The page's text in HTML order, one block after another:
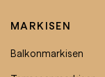
MARKISEN
Balkonmarkisen